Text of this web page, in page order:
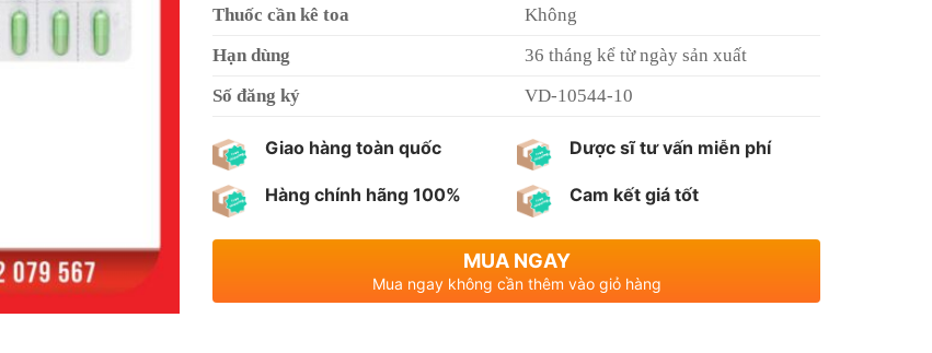
Thuốc cần kê toa
Không
Hạn dùng
36 tháng kể từ ngày sản xuất
Số đăng ký
VD-10544-10
Giao hàng toàn quốc
Hàng chính hãng 100%
Dược sĩ tư vấn miễn phí
Cam kết giá tốt
MUA NGAY
Mua ngay không cần thêm vào giỏ hàng